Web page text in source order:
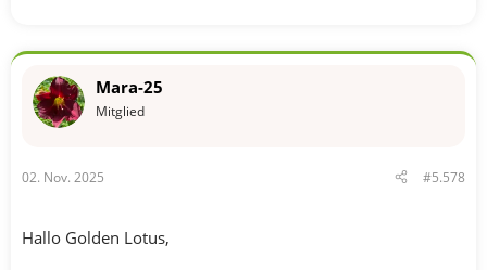
Mara-25
Mitglied
02. Nov. 2025 #5.578
Hallo Golden Lotus,